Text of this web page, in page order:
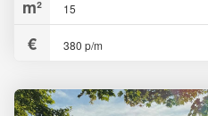
15
380 p/m